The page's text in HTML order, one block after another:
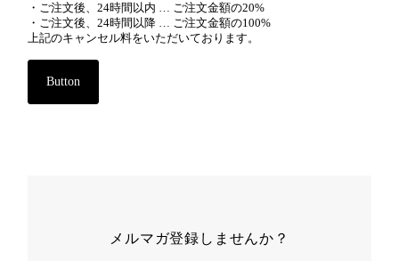
・ご注文後、24時間以内 … ご注文金額の20%
・ご注文後、24時間以降 … ご注文金額の100%
上記のキャンセル料をいただいております。
Button
メルマガ登録しませんか？